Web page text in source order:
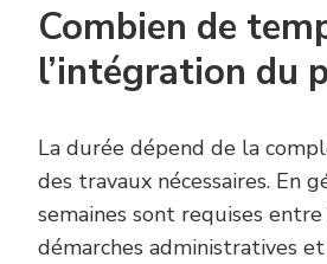
Combien de
l’intégration du
La durée dépend de la
des travaux nécessaires. En
semaines sont requises
démarches administratives